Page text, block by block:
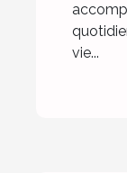
vie...